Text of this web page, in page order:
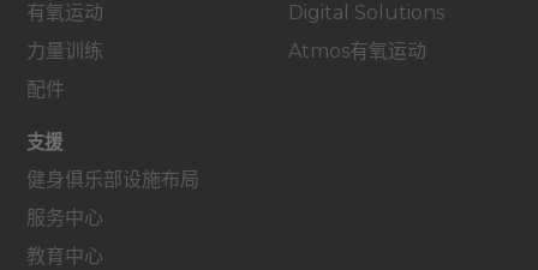
有氧运动
力量训练
配件
Digital Solutions
Atmos有氧运动
支援
健身俱乐部设施布局
服务中心
教育中心